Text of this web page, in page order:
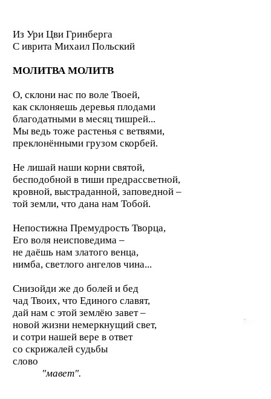
Из Ури Цви Гринберга
С иврита Михаил Польский
МОЛИТВА МОЛИТВ
О, склони нас по воле Твоей,
как склоняешь деревья плодами
благодатными в месяц тишрей...
Мы ведь тоже растенья с ветвями,
преклонёнными грузом скорбей.
Не лишай наши корни святой,
бесподобной в тиши предрассветной,
кровной, выстраданной, заповедной –
той земли, что дана нам Тобой.
Непостижна Премудрость Творца,
Его воля неисповедима –
не даёшь нам златого венца,
нимба, светлого ангелов чина...
Снизойди же до болей и бед
чад Твоих, что Единого славят,
дай нам с этой землёю завет –
новой жизни немеркнущий свет,
и сотри нашей вере в ответ
со скрижалей судьбы
слово
"мавет".